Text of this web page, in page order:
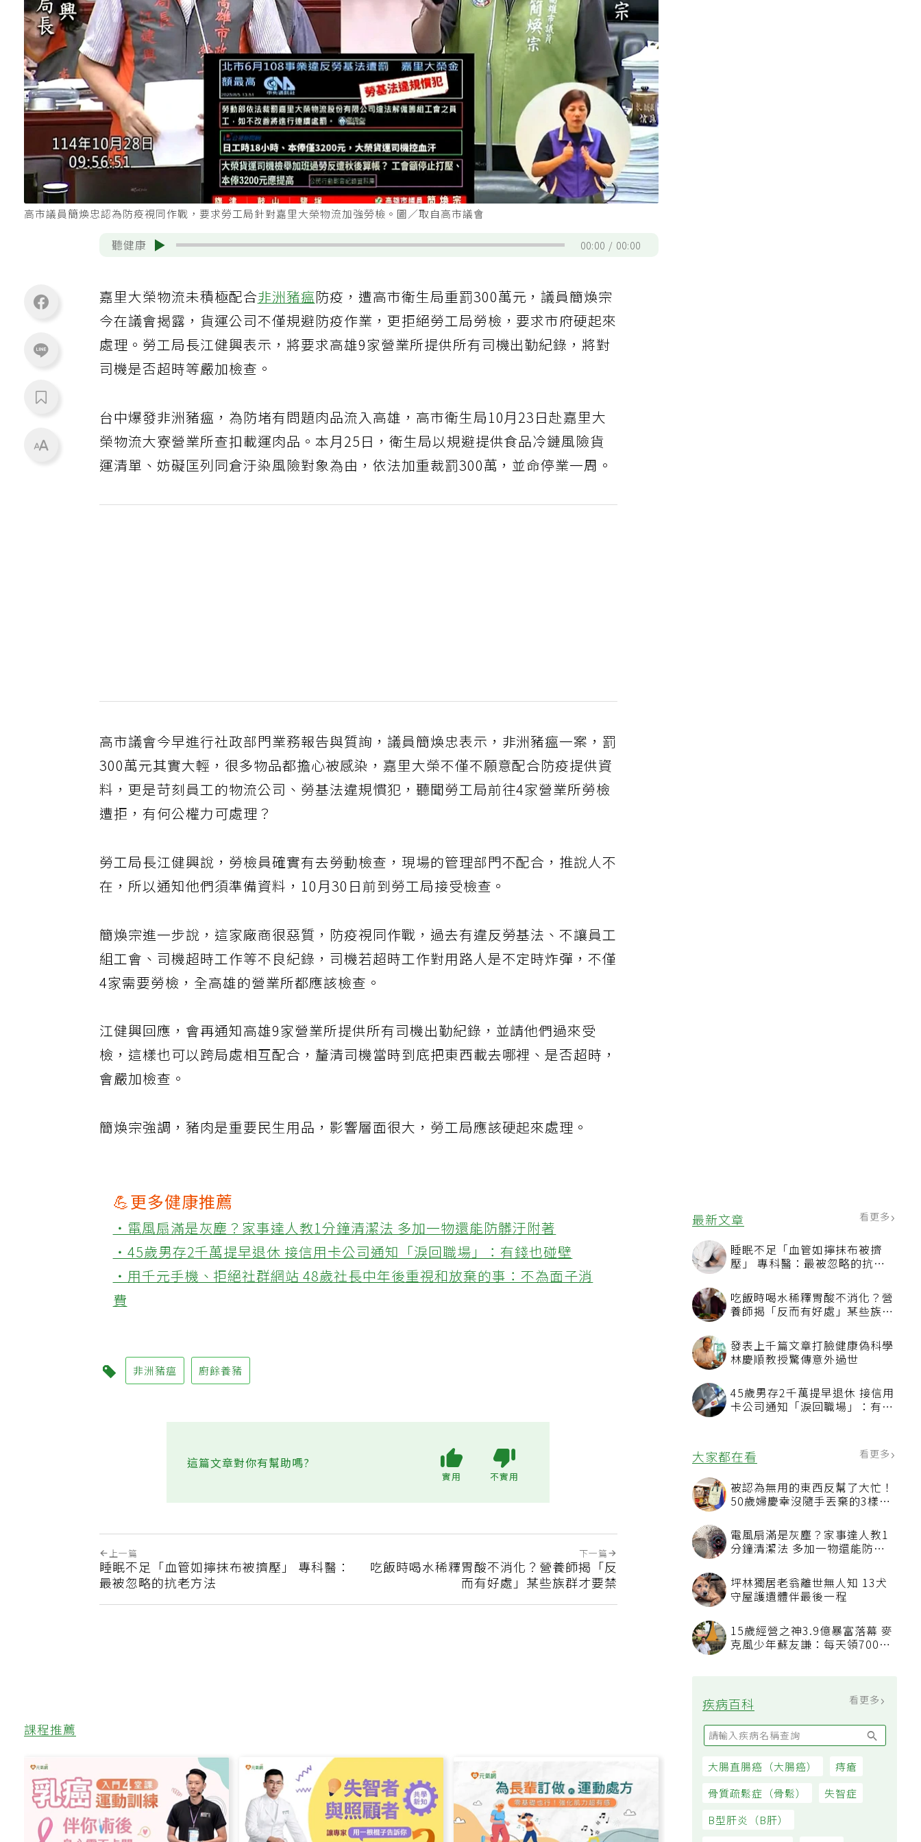
最新文章 看更多
睡眠不足「血管如擰抹布被擠
壓」 專科醫：最被忽略的抗老
吃飯時喝水稀釋胃酸不消化？營
養師揭「反而有好處」某些族群
發表上千篇文章打臉健康偽科學
林慶順教授驚傳意外過世
45歲男存2千萬提早退休 接信用
卡公司通知「淚回職場」：有錢
大家都在看
被認為無用的東西反幫了大忙！
50歲婦慶幸沒隨手丟棄的3樣物
電風扇滿是灰塵？家事達人教1
坪林獨居老翁離世無人知 13犬
守屋護遺體伴最後一程
15歲經營之神3.9億暴富落幕 麥
克風少年蘇友謙：每天領700元
疾病百科
高市議員簡煥忠認為防疫視同作戰，要求勞工局針對嘉里大榮物流加強勞檢。圖／取自高市議會
聽健康 00:00 00:00
嘉里大榮物流未積極配合非洲豬瘟防疫，遭高市衛生局重罰300萬元，議員簡煥宗
今在議會揭露，貨運公司不僅規避防疫作業，更拒絕勞工局勞檢，要求市府硬起來
處理。勞工局長江健興表示，將要求高雄9家營業所提供所有司機出勤紀錄，將對
司機是否超時等嚴加檢查。
台中爆發非洲豬瘟，為防堵有問題肉品流入高雄，高市衛生局10月23日赴嘉里大
榮物流大寮營業所查扣載運肉品。本月25日，衛生局以規避提供食品冷鏈風險貨
運清單、妨礙匡列同倉汙染風險對象為由，依法加重裁罰300萬，並命停業一周。
高市議會今早進行社政部門業務報告與質詢，議員簡煥忠表示，非洲豬瘟一案，罰
300萬元其實大輕，很多物品都擔心被感染，嘉里大榮不僅不願意配合防疫提供資
料，更是苛刻員工的物流公司、勞基法違規慣犯，聽聞勞工局前往4家營業所勞檢
遭拒，有何公權力可處理？
勞工局長江健興說，勞檢員確實有去勞動檢查，現場的管理部門不配合，推說人不
在，所以通知他們須準備資料，10月30日前到勞工局接受檢查。
簡煥宗進一步說，這家廠商很惡質，防疫視同作戰，過去有違反勞基法、不讓員工
組工會、司機超時工作等不良紀錄，司機若超時工作對用路人是不定時炸彈，不僅
4家需要勞檢，全高雄的營業所都應該檢查。
江健興回應，會再通知高雄9家營業所提供所有司機出勤紀錄，並請他們過來受
檢，這樣也可以跨局處相互配合，釐清司機當時到底把東西載去哪裡、是否超時，
會嚴加檢查。
簡煥宗強調，豬肉是重要民生用品，影響層面很大，勞工局應該硬起來處理。
💪更多健康推薦
‧電風扇滿是灰塵？家事達人教1分鐘清潔法 多加一物還能防髒汙附著
‧45歲男存2千萬提早退休 接信用卡公司通知「淚回職場」：有錢也碰壁
‧用千元手機、拒絕社群網站 48歲社長中年後重視和放棄的事：不為面子消
費
非洲豬瘟 廚餘養豬
這篇文章對你有幫助嗎?
上一篇
睡眠不足「血管如擰抹布被擠壓」 專科醫：
最被忽略的抗老方法
下一篇
吃飯時喝水稀釋胃酸不消化？營養師揭「反
而有好處」某些族群才要禁
課程推薦